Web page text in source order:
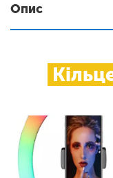
Опис